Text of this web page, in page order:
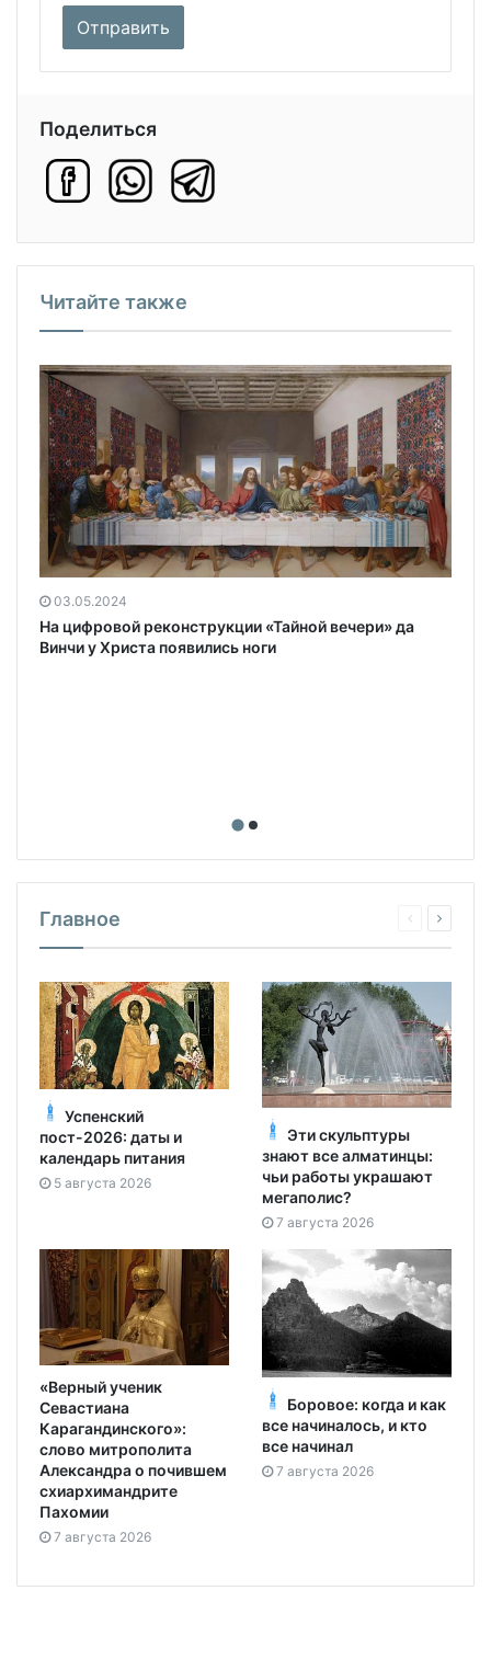
Поделиться
Читайте также
03.05.2024
На цифровой реконструкции «Тайной вечери» да
Винчи у Христа появились ноги
Главное
Успенский
пост-2026: даты и
календарь питания
5 августа 2026
Эти скульптуры
знают все алматинцы:
чьи работы украшают
мегаполис?
7 августа 2026
«Верный ученик
Севастиана
Карагандинского»:
слово митрополита
Александра о почившем
схиархимандрите
Пахомии
7 августа 2026
Боровое: когда и как
все начиналось, и кто
все начинал
7 августа 2026